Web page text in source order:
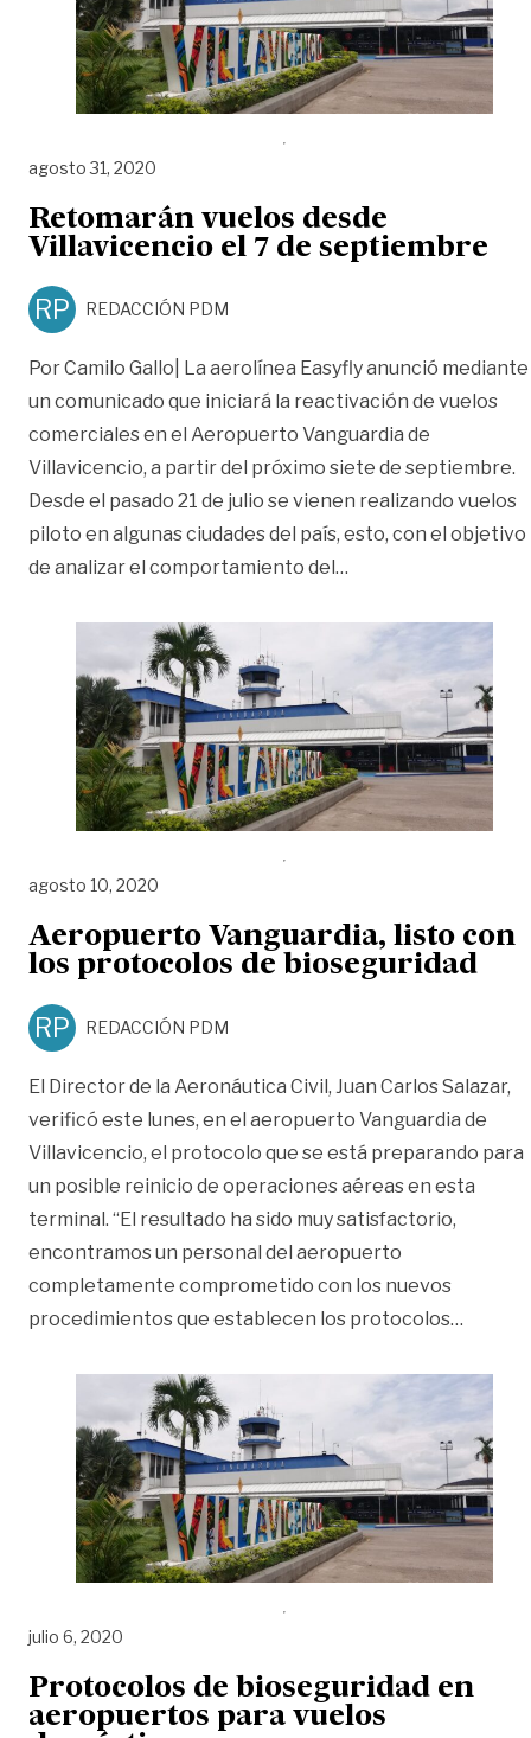
agosto 31, 2020
Retomarán vuelos desde
Villavicencio el 7 de septiembre
RP REDACCIÓN PDM
Por Camilo Gallo| La aerolínea Easyfly anunció mediante
un comunicado que iniciará la reactivación de vuelos
comerciales en el Aeropuerto Vanguardia de
Villavicencio, a partir del próximo siete de septiembre.
Desde el pasado 21 de julio se vienen realizando vuelos
piloto en algunas ciudades del país, esto, con el objetivo
de analizar el comportamiento del …
agosto 10, 2020
Aeropuerto Vanguardia, listo con
los protocolos de bioseguridad
RP REDACCIÓN PDM
El Director de la Aeronáutica Civil, Juan Carlos Salazar,
verificó este lunes, en el aeropuerto Vanguardia de
Villavicencio, el protocolo que se está preparando para
un posible reinicio de operaciones aéreas en esta
terminal. “El resultado ha sido muy satisfactorio,
encontramos un personal del aeropuerto
completamente comprometido con los nuevos
procedimientos que establecen los protocolos…
julio 6, 2020
Protocolos de bioseguridad en
aeropuertos para vuelos